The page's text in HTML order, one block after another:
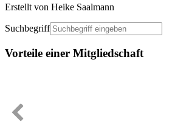
Erstellt von Heike Saalmann
Suchbegriff
Vorteile einer Mitgliedschaft